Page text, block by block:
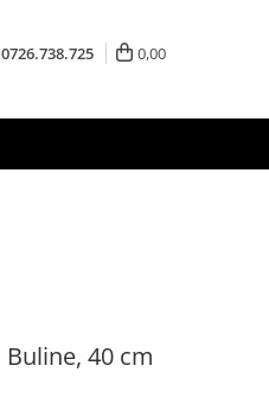
0726.738.725 0,00
40 cm